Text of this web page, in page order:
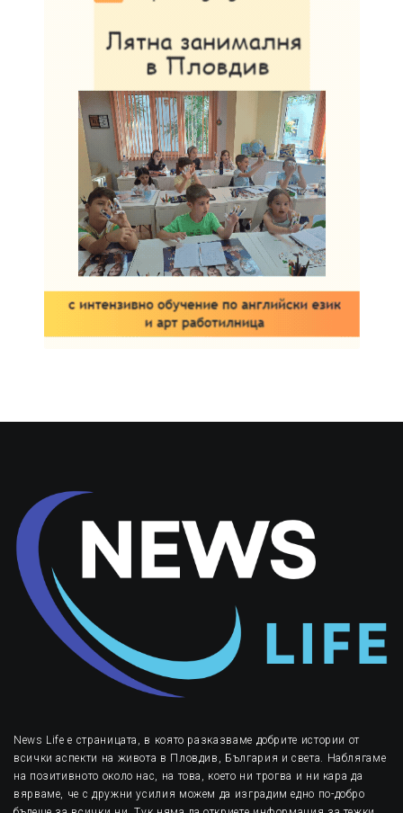
News Life е страницата, в която разказваме добрите истории от
всички аспекти на живота в Пловдив, България и света. Наблягаме
на позитивното около нас, на това, което ни трогва и ни кара да
вярваме, че с дружни усилия можем да изградим едно по-добро